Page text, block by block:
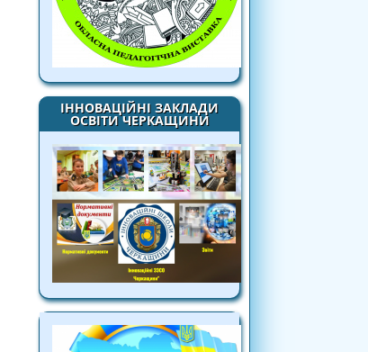
ІННОВАЦІЙНІ ЗАКЛАДИ
ОСВІТИ ЧЕРКАЩИНИ